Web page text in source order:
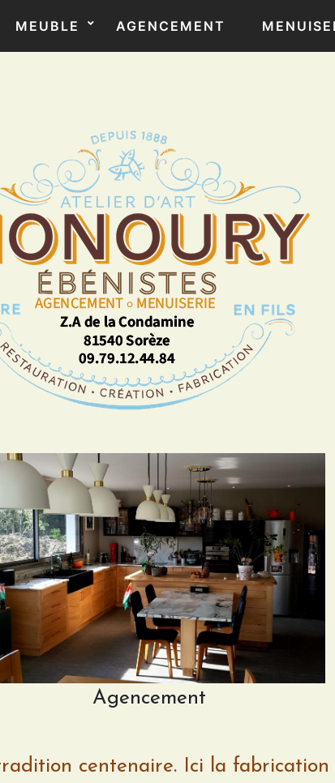
MEUBLE AGENCEMENT
Agencement
centenaire. Ici la